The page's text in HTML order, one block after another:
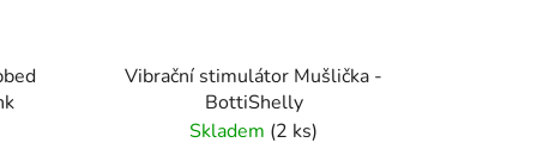
Vibrační stimulátor Mušlička -
BottiShelly
Skladem (2 ks)